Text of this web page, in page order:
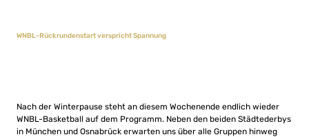
WNBL-Rückrundenstart verspricht Spannung
Nach der Winterpause steht an diesem Wochenende endlich wieder
WNBL-Basketball auf dem Programm. Neben den beiden Städtederbys
in München und Osnabrück erwarten uns über alle Gruppen hinweg